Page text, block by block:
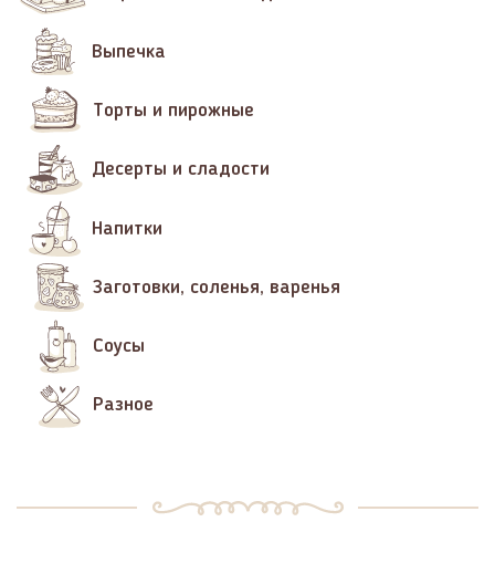
Выпечка
Торты и пирожные
Десерты и сладости
Напитки
Заготовки, соленья, варенья
Соусы
Разное